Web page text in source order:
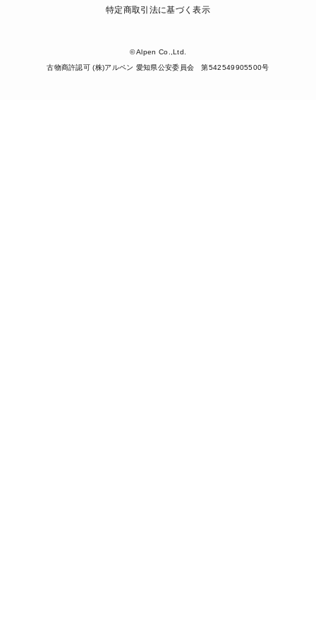
特定商取引法に基づく表示
© Alpen Co.,Ltd.
古物商許認可 (株)アルペン 愛知県公安委員会 第542549905500号